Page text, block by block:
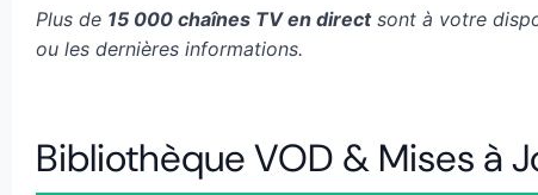
Plus de 15 000 chaînes TV en directsont à votre
ou les dernières informations.
Bibliothèque VOD & Mises à